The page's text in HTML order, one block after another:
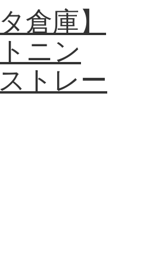
倉庫】
ニン
トレー